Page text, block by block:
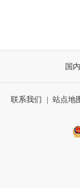
国
联系我们 | 站点地